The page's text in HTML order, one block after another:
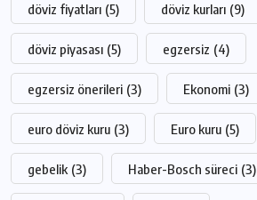
döviz fiyatları (5) döviz kurları (9)
döviz piyasası (5) egzersiz (4)
egzersiz önerileri (3) Ekonomi (3)
euro döviz kuru (3) Euro kuru (5)
gebelik (3) Haber-Bosch süreci (3)